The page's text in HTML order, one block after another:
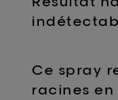
Ce spray
racines